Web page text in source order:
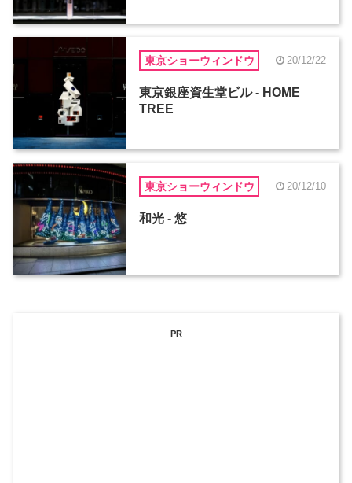
東京ショーウィンドウ 20/12/22
東京銀座資生堂ビル - HOME
TREE
東京ショーウィンドウ 20/12/10
和光 - 悠
PR